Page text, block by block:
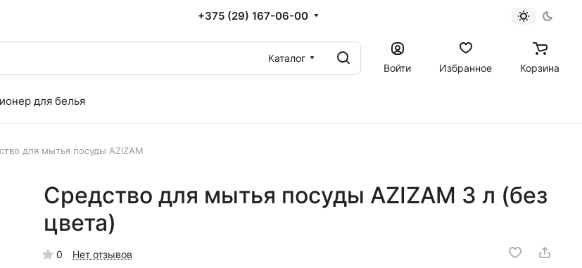
+375 (29) 167-06-00
Каталог
Войти
Избранное Корзина
для белья
для мытья посуды AZIZAM
Средство для мытья посуды AZIZAM 3 л (без
цвета)
0 Нет отзывов